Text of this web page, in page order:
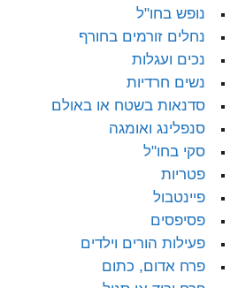
נופש בחו"ל
נחלים זורמים בחורף
נכים ועגלות
נשים חרדיות
סדנאות בשטח או באולם
סנפלינג ואומגה
סקי בחו"ל
פטריות
פיינטבול
פסיפסים
פעילות הורים וילדים
פרח אדום, כתום